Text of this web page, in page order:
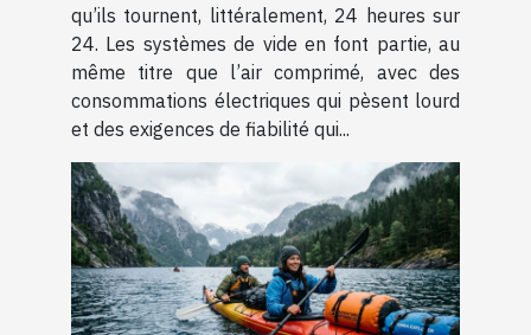
qu’ils tournent, littéralement, 24 heures sur
24. Les systèmes de vide en font partie, au
même titre que l’air comprimé, avec des
consommations électriques qui pèsent lourd
et des exigences de fiabilité qui...